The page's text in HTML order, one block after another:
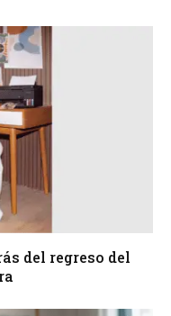
del regreso del